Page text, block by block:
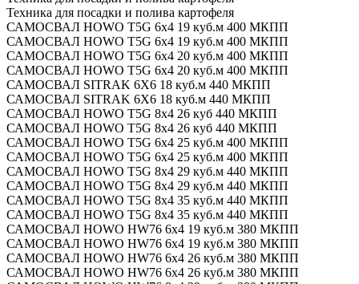
Техника для посадки и полива картофеля
САМОСВАЛ HOWO T5G 6x4 19 куб.м 400 МКПП
САМОСВАЛ HOWO T5G 6x4 19 куб.м 400 МКПП
САМОСВАЛ HOWO T5G 6x4 20 куб.м 400 МКПП
САМОСВАЛ HOWO T5G 6x4 20 куб.м 400 МКПП
САМОСВАЛ SITRAK 6X6 18 куб.м 440 МКПП
САМОСВАЛ SITRAK 6X6 18 куб.м 440 МКПП
САМОСВАЛ HOWO Т5G 8х4 26 куб 440 МКПП
САМОСВАЛ HOWO Т5G 8х4 26 куб 440 МКПП
САМОСВАЛ HOWO T5G 6x4 25 куб.м 400 МКПП
САМОСВАЛ HOWO T5G 6x4 25 куб.м 400 МКПП
САМОСВАЛ HOWO T5G 8x4 29 куб.м 440 МКПП
САМОСВАЛ HOWO T5G 8x4 29 куб.м 440 МКПП
САМОСВАЛ HOWO T5G 8x4 35 куб.м 440 МКПП
САМОСВАЛ HOWO T5G 8x4 35 куб.м 440 МКПП
САМОСВАЛ HOWO HW76 6x4 19 куб.м 380 МКПП
САМОСВАЛ HOWO HW76 6x4 19 куб.м 380 МКПП
САМОСВАЛ HOWO HW76 6x4 26 куб.м 380 МКПП
САМОСВАЛ HOWO HW76 6x4 26 куб.м 380 МКПП